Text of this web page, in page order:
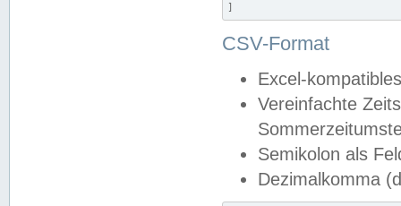
]
CSV-Format
Excel-
Vereinfachte
Semikolon als
Dezimalkomma